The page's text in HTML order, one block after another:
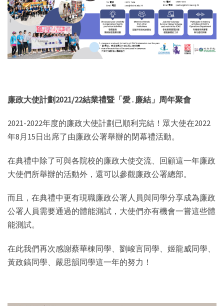
廉政大使計劃2021/22結業禮暨「愛 . 廉結」周年聚會
2021-2022年度的廉政大使計劃已順利完結！眾大使在2022
年8月15日出席了由廉政公署舉辦的閉幕禮活動。
在典禮中除了可與各院校的廉政大使交流、回顧這一年廉政
大使們所舉辦的活動外，還可以參觀廉政公署總部。
而且，在典禮中更有現職廉政公署人員與同學分享成為廉政
公署人員需要通過的體能測試，大使們亦有機會一嘗這些體
能測試。
在此我們再次感謝蔡華棟同學、劉峻言同學、姬龍威同學、
黃政鎬同學、嚴思韻同學這一年的努力！